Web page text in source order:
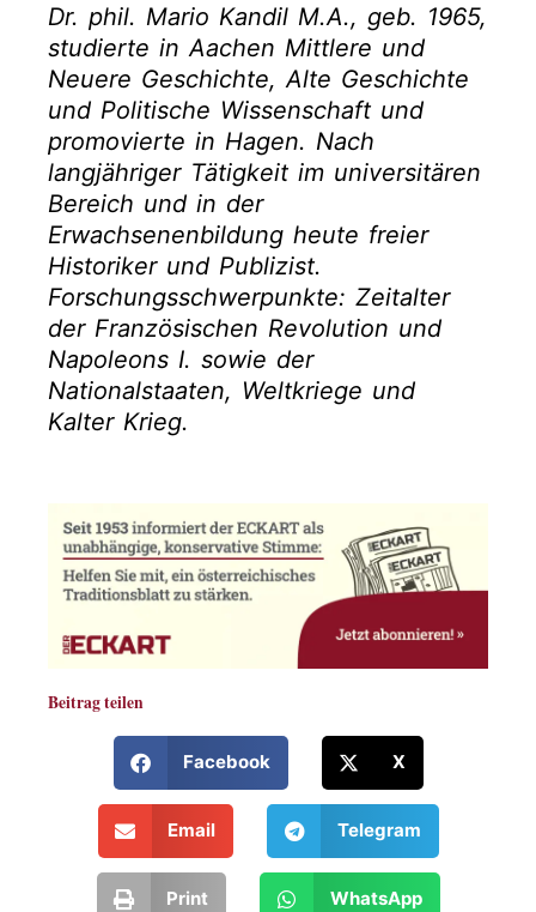
Dr. phil. Mario Kandil M.A., geb. 1965,
studierte in Aachen Mittlere und
Neuere Geschichte, Alte Geschichte
und Politische Wissenschaft und
promovierte in Hagen. Nach
langjähriger Tätigkeit im universitären
Bereich und in der
Erwachsenenbildung heute freier
Historiker und Publizist.
Forschungsschwerpunkte: Zeitalter
der Französischen Revolution und
Napoleons I. sowie der
Nationalstaaten, Weltkriege und
Kalter Krieg.
Beitrag teilen
Facebook X
Email Telegram
Print WhatsApp